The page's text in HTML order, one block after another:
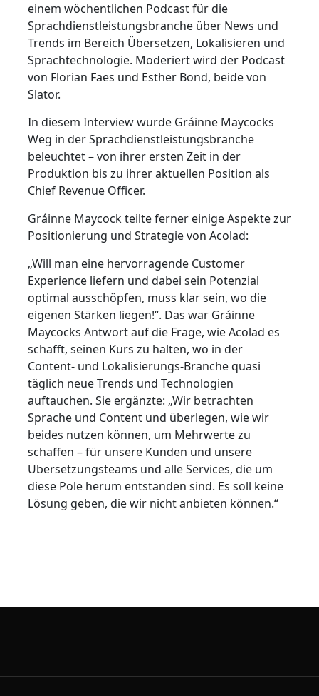
Transkription
Audio in verwertbare Ergebnisse umwandeln
Datendienste
Verbessern Sie KI mit vertrauenswürdigen Daten
Alle Lösungen
Branchenlösungen
Life Sciences
Fertigungsindustrie
Finanzwesen
Öffentliche Institutionen
Verteidigung & Sicherheit
Alle Branchen
KI-basiertes Voiceover
Effizientes AI-Dubbing in großem Umfang
KI-Datenservices
Verbessern Sie Ihre AI mit hochwertigen Daten
Lernen Sie Lia kennen
Schnelle, intelligente und skalierbare AI-Übersetzung
KI-gestützte Übersetzung für globale Marken
meistern
Karriere
Gestalten Sie Ihre Zukunft mit uns
Freelance-Möglichkeiten
Werden Sie Teil unseres globalen Netzwerks
einem wöchentlichen Podcast für die
Sprachdienstleistungsbranche über News und
Trends im Bereich Übersetzen, Lokalisieren und
Sprachtechnologie. Moderiert wird der Podcast
von Florian Faes und Esther Bond, beide von
Slator.
In diesem Interview wurde Gráinne Maycocks
Weg in der Sprachdienstleistungsbranche
beleuchtet – von ihrer ersten Zeit in der
Produktion bis zu ihrer aktuellen Position als
Chief Revenue Officer.
Gráinne Maycock teilte ferner einige Aspekte zur
Positionierung und Strategie von Acolad:
„Will man eine hervorragende Customer
Experience liefern und dabei sein Potenzial
optimal ausschöpfen, muss klar sein, wo die
eigenen Stärken liegen!“. Das war Gráinne
Maycocks Antwort auf die Frage, wie Acolad es
schafft, seinen Kurs zu halten, wo in der
Content- und Lokalisierungs-Branche quasi
täglich neue Trends und Technologien
auftauchen. Sie ergänzte: „Wir betrachten
Sprache und Content und überlegen, wie wir
beides nutzen können, um Mehrwerte zu
schaffen – für unsere Kunden und unsere
Übersetzungsteams und alle Services, die um
diese Pole herum entstanden sind. Es soll keine
Lösung geben, die wir nicht anbieten können.“